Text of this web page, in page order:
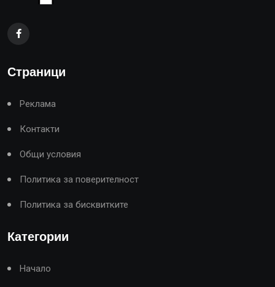
Страници
Реклама
Контакти
Общи условия
Политика за поверителност
Политика за бисквитките
Категории
Начало